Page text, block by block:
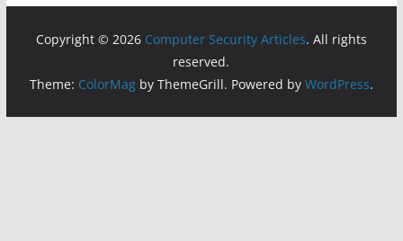
Copyright © 2026 Computer Security Articles. All rights
reserved.
Theme: ColorMagby ThemeGrill. Powered by WordPress.